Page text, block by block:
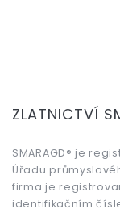
ZLATNICTVÍ
SMARAGD® je
Úřadu
firma je
identifikačním